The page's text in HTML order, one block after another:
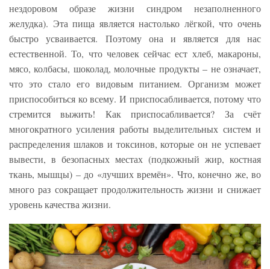
нездоровом образе жизни синдром незаполненного
желудка). Эта пища является настолько лёгкой, что очень
быстро усваивается. Поэтому она и является для нас
естественной. То, что человек сейчас ест хлеб, макароны,
мясо, колбасы, шоколад, молочные продукты – не означает,
что это стало его видовым питанием. Организм может
приспособиться ко всему. И приспосабливается, потому что
стремится выжить! Как приспосабливается? За счёт
многократного усиления работы выделительных систем и
распределения шлаков и токсинов, которые он не успевает
вывести, в безопасных местах (подкожный жир, костная
ткань, мышцы) – до «лучших времён». Что, конечно же, во
много раз сокращает продолжительность жизни и снижает
уровень качества жизни.